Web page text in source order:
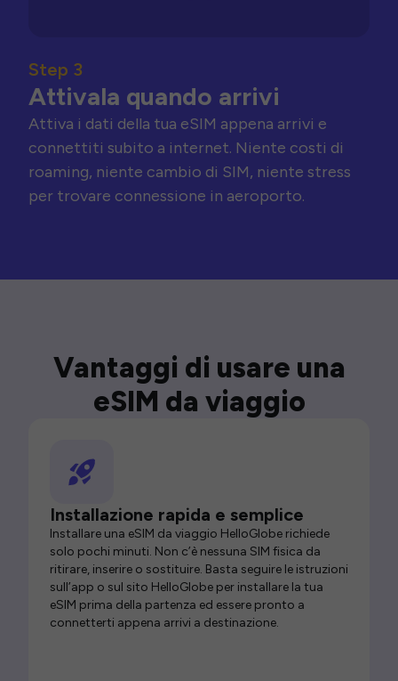
Step 3
Attivala quando arrivi
Attiva i dati della tua eSIM appena arrivi e
connettiti subito a internet. Niente costi di
roaming, niente cambio di SIM, niente stress
per trovare connessione in aeroporto.
Vantaggi di usare una
eSIM da viaggio
Installazione rapida e semplice
Installare una eSIM da viaggio HelloGlobe richiede
solo pochi minuti. Non c’è nessuna SIM fisica da
ritirare, inserire o sostituire. Basta seguire le istruzioni
sull’app o sul sito HelloGlobe per installare la tua
eSIM prima della partenza ed essere pronto a
connetterti appena arrivi a destinazione.